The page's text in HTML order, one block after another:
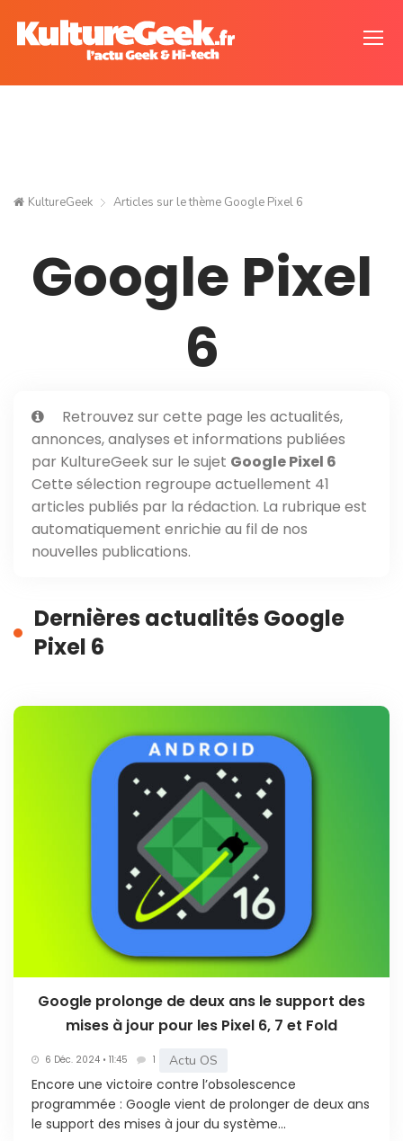
KultureGeek Articles sur le thème Google Pixel 6
Google Pixel
6
Retrouvez sur cette page les actualités,
annonces, analyses et informations publiées
par KultureGeek sur le sujet Google Pixel 6
Cette sélection regroupe actuellement 41
articles publiés par la rédaction. La rubrique est
automatiquement enrichie au fil de nos
nouvelles publications.
Dernières actualités Google
Pixel 6
Google prolonge de deux ans le support des
mises à jour pour les Pixel 6, 7 et Fold
6 Déc. 2024 • 11:45 1 Actu OS
Encore une victoire contre l’obsolescence
programmée : Google vient de prolonger de deux ans
le support des mises à jour du système...